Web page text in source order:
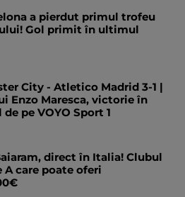
a pierdut primul trofeu
Gol primit în ultimul
City - Atletico Madrid 3-1 |
Enzo Maresca, victorie în
pe VOYO Sport 1
direct în Italia! Clubul
A care poate oferi